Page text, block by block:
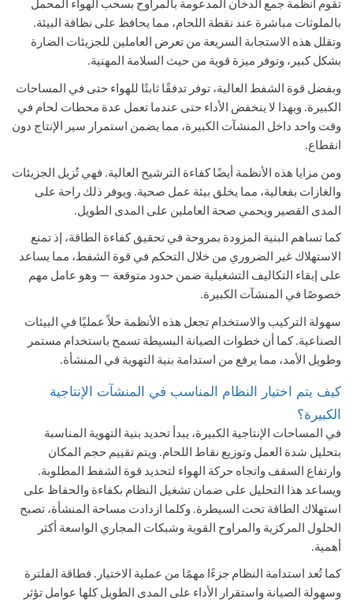
تقوم أنظمة جمع الدخان المدعومة بالمراوح بسحب الهواء المحمل
بالملوثات مباشرة عند نقطة اللحام، مما يحافظ على نظافة البيئة.
وتقلل هذه الاستجابة السريعة من تعرض العاملين للجزيئات الضارة
بشكل كبير، وتوفر ميزة قوية من حيث السلامة المهنية.
وبفضل قوة الشفط العالية، توفر تدفقًا ثابتًا للهواء حتى في المساحات
الكبيرة. وبهذا لا ينخفض الأداء حتى عندما تعمل عدة محطات لحام في
وقت واحد داخل المنشآت الكبيرة، مما يضمن استمرار سير الإنتاج دون
انقطاع.
ومن مزايا هذه الأنظمة أيضًا كفاءة الترشيح العالية. فهي تُزيل الجزيئات
والغازات بفعالية، مما يخلق بيئة عمل صحية. ويوفر ذلك راحة على
المدى القصير ويحمي صحة العاملين على المدى الطويل.
كما تساهم البنية المزودة بمروحة في تحقيق كفاءة الطاقة، إذ تمنع
الاستهلاك غير الضروري من خلال التحكم في قوة الشفط، مما يساعد
على إبقاء التكاليف التشغيلية ضمن حدود متوقعة — وهو عامل مهم
خصوصًا في المنشآت الكبيرة.
سهولة التركيب والاستخدام تجعل هذه الأنظمة حلاً عمليًا في البيئات
الصناعية. كما أن خطوات الصيانة البسيطة تسمح باستخدام مستمر
وطويل الأمد، مما يرفع من استدامة بنية التهوية في المنشأة.
كيف يتم اختيار النظام المناسب في المنشآت الإنتاجية
الكبيرة؟
في المساحات الإنتاجية الكبيرة، يبدأ تحديد بنية التهوية المناسبة
بتحليل شدة العمل وتوزيع نقاط اللحام. ويتم تقييم حجم المكان
وارتفاع السقف واتجاه حركة الهواء لتحديد قوة الشفط المطلوبة.
ويساعد هذا التحليل على ضمان تشغيل النظام بكفاءة والحفاظ على
استهلاك الطاقة تحت السيطرة. وكلما ازدادت مساحة المنشأة، تصبح
الحلول المركزية والمراوح القوية وشبكات المجاري الواسعة أكثر
أهمية.
كما تُعد استدامة النظام جزءًا مهمًا من عملية الاختيار. فطاقة الفلترة
وسهولة الصيانة واستقرار الأداء على المدى الطويل كلها عوامل تؤثر